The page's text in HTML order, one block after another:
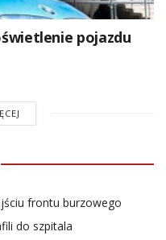
pojazdu
frontu burzowego
do szpitala